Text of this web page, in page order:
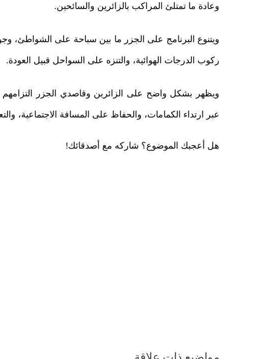
وعادة ما تمتلئ المراكب بالزائرين والسائحين.
ويتنوع البرنامج على الجزر ما بين سباحة على الشواطئ،
ركوب الدرجات الهوائية، والتنزه على السواحل قبيل العودة.
ويظهر بشكل واضح على الزائرين وقاصدي الجزر التزامهم
عبر ارتداء الكمامات، والحفاظ على المسافة الاجتماعية،
هل أعجبك الموضوع؟ شاركه مع أصدقائك!